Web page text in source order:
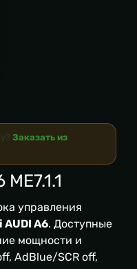
Заказать из
управления
AUDI A6. Доступные
мощности и
AdBlue/SCR off,